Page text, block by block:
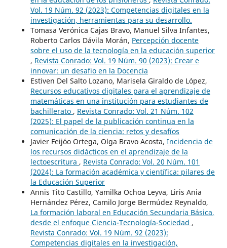
Vol. 19 Núm. 92 (2023): Competencias digitales en la
investigación, herramientas para su desarrollo.
Tomasa Verónica Cajas Bravo, Manuel Silva Infantes,
Roberto Carlos Dávila Morán, Percepción docente
sobre el uso de la tecnología en la educación superior
, Revista Conrado: Vol. 19 Núm. 90 (2023): Crear e
innovar: un desafio en la Docencia
Estiven Del Salto Lozano, Marisela Giraldo de López,
Recursos educativos digitales para el aprendizaje de
matemáticas en una institución para estudiantes de
bachillerato , Revista Conrado: Vol. 21 Núm. 102
(2025): El papel de la publicación continua en la
comunicación de la ciencia: retos y desafíos
Javier Feijóo Ortega, Olga Bravo Acosta, Incidencia de
los recursos didácticos en el aprendizaje de la
lectoescritura , Revista Conrado: Vol. 20 Núm. 101
(2024): La formación académica y científica: pilares de
la Educación Superior
Annis Tito Castillo, Yamilka Ochoa Leyva, Liris Ania
Hernández Pérez, Camilo Jorge Bermúdez Reynaldo,
La formación laboral en Educación Secundaria Básica,
desde el enfoque Ciencia-Tecnología-Sociedad ,
Revista Conrado: Vol. 19 Núm. 92 (2023):
Competencias digitales en la investigación,